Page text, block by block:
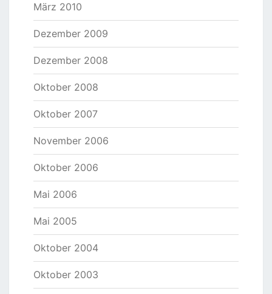
März 2010
Dezember 2009
Dezember 2008
Oktober 2008
Oktober 2007
November 2006
Oktober 2006
Mai 2006
Mai 2005
Oktober 2004
Oktober 2003